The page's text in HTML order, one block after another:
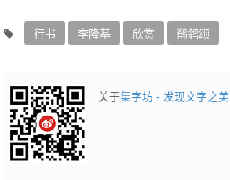
行书 李隆基 欣赏 鹡鸰颂
关于集字坊 - 发现文字之美